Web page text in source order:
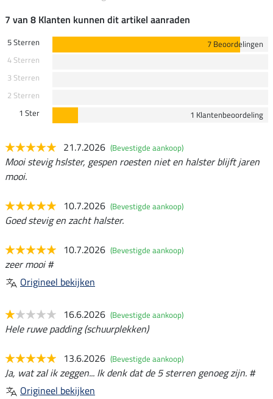
7 van 8 Klanten kunnen dit artikel aanraden
5 Sterren
7 Beoordelingen
4 Sterren
3 Sterren
2 Sterren
1 Ster
1 Klantenbeoordeling
21.7.2026 (Bevestigde aankoop)
Mooi stevig hslster, gespen roesten niet en halster blijft jaren
mooi.
10.7.2026 (Bevestigde aankoop)
Goed stevig en zacht halster.
10.7.2026 (Bevestigde aankoop)
zeer mooi #
Origineel bekijken
16.6.2026 (Bevestigde aankoop)
Hele ruwe padding (schuurplekken)
13.6.2026 (Bevestigde aankoop)
Ja, wat zal ik zeggen... Ik denk dat de 5 sterren genoeg zijn. #
Origineel bekijken